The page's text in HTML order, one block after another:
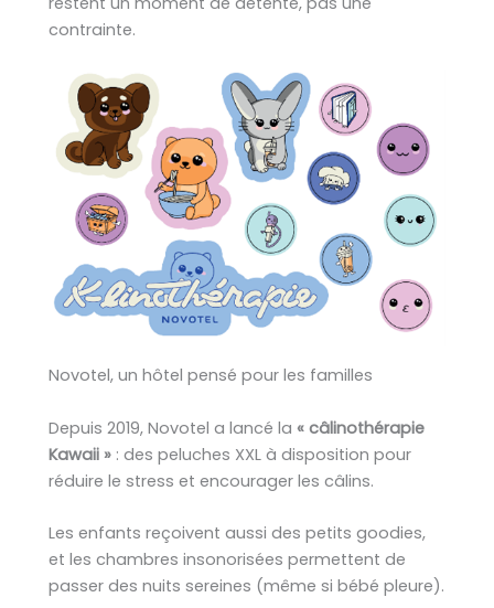
contrainte.
Novotel, un hôtel pensé pour les familles
Depuis 2019, Novotel a lancé la « câlinothérapie
Kawaii » : des peluches XXL à disposition pour
réduire le stress et encourager les câlins.
Les enfants reçoivent aussi des petits goodies,
et les chambres insonorisées permettent de
passer des nuits sereines (même si bébé pleure).